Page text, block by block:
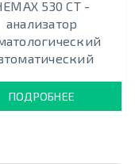
530 CT -
анализатор
ПОДРОБНЕЕ